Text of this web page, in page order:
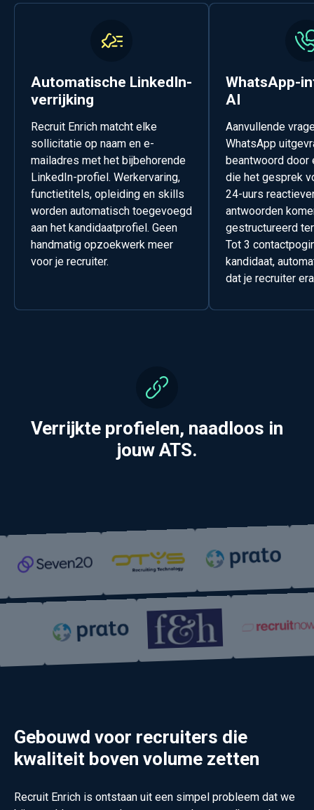
Automatische LinkedIn-
verrijking
Recruit Enrich matcht elke
sollicitatie op naam en e-
mailadres met het bijbehorende
LinkedIn-profiel. Werkervaring,
functietitels, opleiding en skills
worden automatisch toegevoegd
aan het kandidaatprofiel. Geen
handmatig opzoekwerk meer
voor je recruiter.
WhatsApp-
AI
Aanvullende
WhatsApp
beantwoord door
die het gesprek
24-uurs
antwoorden
gestructureerd
Tot 3
kandidaat,
dat je recruiter
Verrijkte profielen, naadloos in
jouw ATS.
Gebouwd voor recruiters die
kwaliteit boven volume zetten
Recruit Enrich is ontstaan uit een simpel probleem dat we